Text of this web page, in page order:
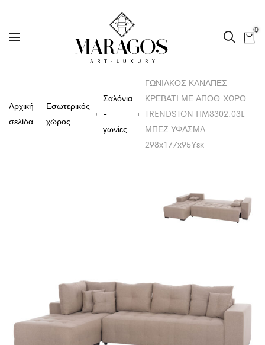
0
Αρχική
σελίδα
Εσωτερικός
χώρος
Σαλόνια
-
γωνίες
ΓΩΝΙΑΚΟΣ ΚΑΝΑΠΕΣ-
ΚΡΕΒΑΤΙ ΜΕ ΑΠΟΘ.ΧΩΡΟ
TRENDSTON HM3302.03L
ΜΠΕΖ ΥΦΑΣΜΑ
298x177x95Υεκ